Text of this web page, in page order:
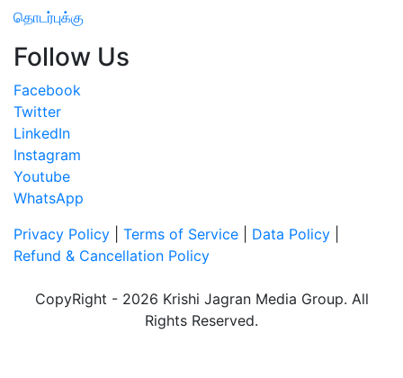
தொடர்புக்கு
Follow Us
Facebook
Twitter
LinkedIn
Instagram
Youtube
WhatsApp
Privacy Policy
Terms of Service Data Policy
Refund & Cancellation Policy
CopyRight - 2026 Krishi Jagran Media Group. All
Rights Reserved.